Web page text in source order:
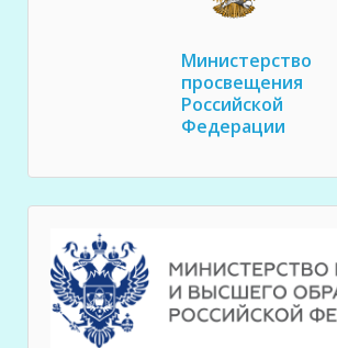
Министерство
просвещения
Российской
Федерации